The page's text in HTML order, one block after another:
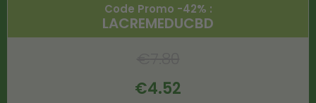
Code Promo -42% :
LACREMEDUCBD
€4.52